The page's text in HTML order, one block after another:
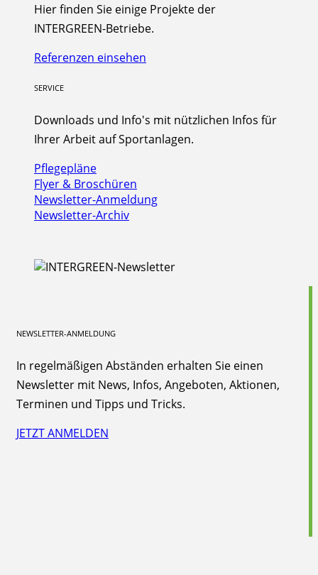
Hier finden Sie einige Projekte der
INTERGREEN-Betriebe.
Referenzen einsehen
SERVICE
Downloads und Info's mit nützlichen Infos für
Ihrer Arbeit auf Sportanlagen.
Pflegepläne
Flyer & Broschüren
Newsletter-Anmeldung
Newsletter-Archiv
NEWSLETTER-ANMELDUNG
In regelmäßigen Abständen erhalten Sie einen
Newsletter mit News, Infos, Angeboten, Aktionen,
Terminen und Tipps und Tricks.
JETZT ANMELDEN